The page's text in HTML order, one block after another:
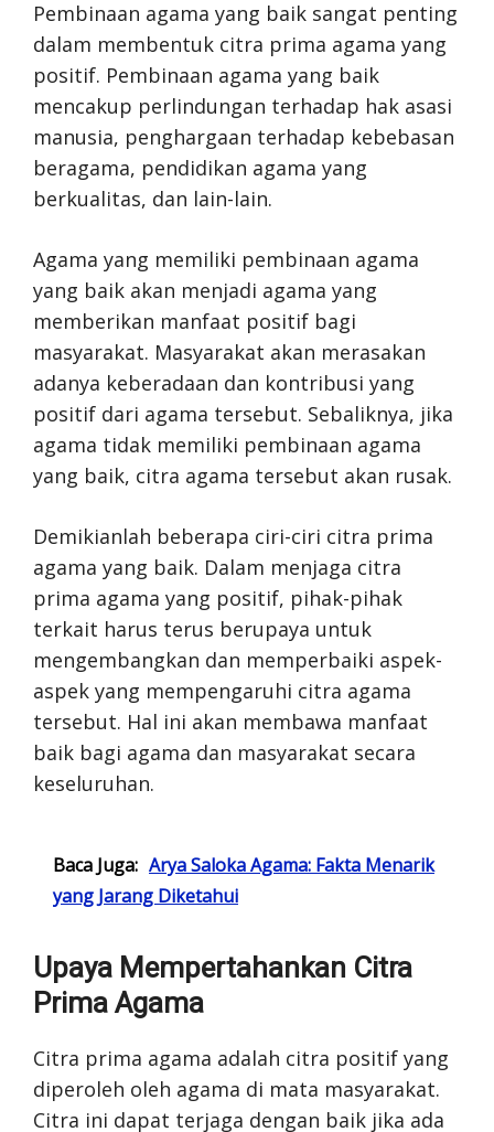
Pembinaan agama yang baik sangat penting
dalam membentuk citra prima agama yang
positif. Pembinaan agama yang baik
mencakup perlindungan terhadap hak asasi
manusia, penghargaan terhadap kebebasan
beragama, pendidikan agama yang
berkualitas, dan lain-lain.
Agama yang memiliki pembinaan agama
yang baik akan menjadi agama yang
memberikan manfaat positif bagi
masyarakat. Masyarakat akan merasakan
adanya keberadaan dan kontribusi yang
positif dari agama tersebut. Sebaliknya, jika
agama tidak memiliki pembinaan agama
yang baik, citra agama tersebut akan rusak.
Demikianlah beberapa ciri-ciri citra prima
agama yang baik. Dalam menjaga citra
prima agama yang positif, pihak-pihak
terkait harus terus berupaya untuk
mengembangkan dan memperbaiki aspek-
aspek yang mempengaruhi citra agama
tersebut. Hal ini akan membawa manfaat
baik bagi agama dan masyarakat secara
keseluruhan.
Baca Juga: Arya Saloka Agama: Fakta Menarik
yang Jarang Diketahui
Upaya Mempertahankan Citra
Prima Agama
Citra prima agama adalah citra positif yang
diperoleh oleh agama di mata masyarakat.
Citra ini dapat terjaga dengan baik jika ada